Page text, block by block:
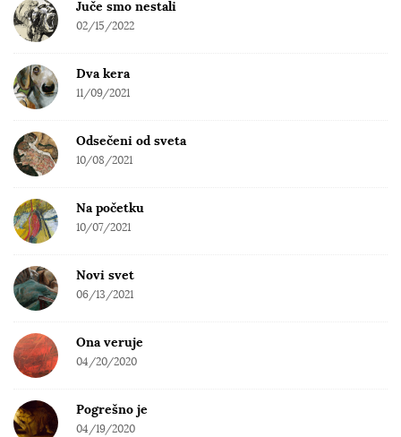
a
r
Juče smo nestali
02/15/2022
Dva kera
11/09/2021
Odsečeni od sveta
10/08/2021
Na početku
10/07/2021
Novi svet
06/13/2021
Ona veruje
04/20/2020
Pogrešno je
04/19/2020